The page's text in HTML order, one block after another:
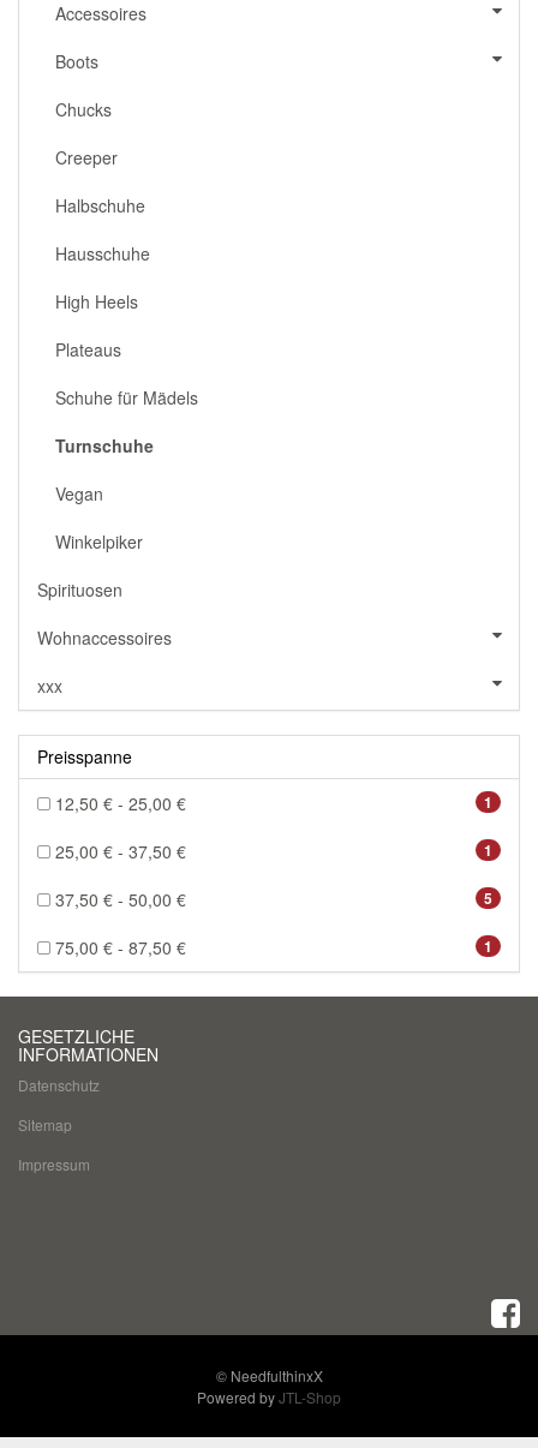
Accessoires
Boots
Chucks
Creeper
Halbschuhe
Hausschuhe
High Heels
Plateaus
Schuhe für Mädels
Turnschuhe
Vegan
Winkelpiker
Spirituosen
Wohnaccessoires
xxx
Preisspanne
1
12,50 € - 25,00 €
1
25,00 € - 37,50 €
5
37,50 € - 50,00 €
1
75,00 € - 87,50 €
GESETZLICHE
INFORMATIONEN
Datenschutz
Sitemap
Impressum
© NeedfulthinxX
Powered byJTL-Shop